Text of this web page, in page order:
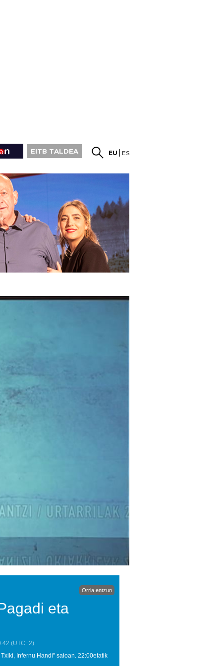
EITB TALDEA EU ES
Orria entzun
eta
(UTC+2)
Infernu Handi" saioan. 22:00etatik